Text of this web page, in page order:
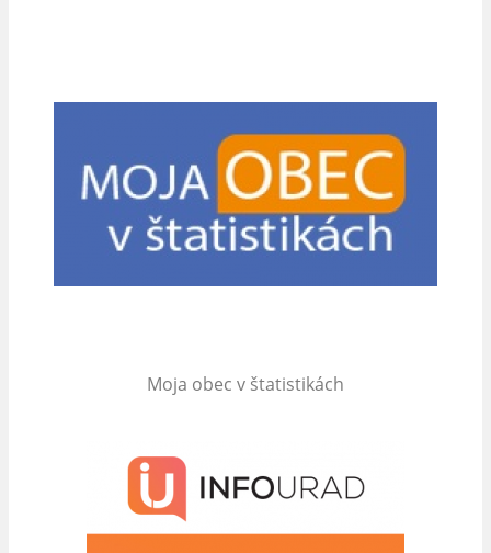
Moja obec v štatistikách